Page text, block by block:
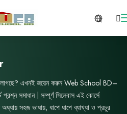
এখনই জয়েন করুন Web School BD–
সমাধান | সম্পূর্ণ সিলেবাস এই কোর্সে
সহজ ভাষায়, ধাপে ধাপে ব্যাখ্যা ও প্রচুর